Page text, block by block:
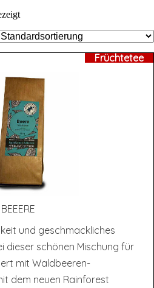
Früchtetee
BEEERE
und geschmackliches
dieser schönen Mischung für
mit Waldbeeren-
dem neuen Rainforest